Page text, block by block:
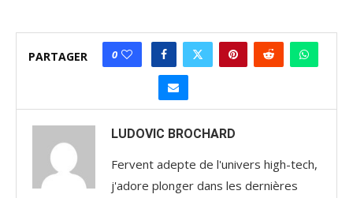
PARTAGER 0
LUDOVIC BROCHARD
Fervent adepte de l'univers high-tech,
j'adore plonger dans les dernières